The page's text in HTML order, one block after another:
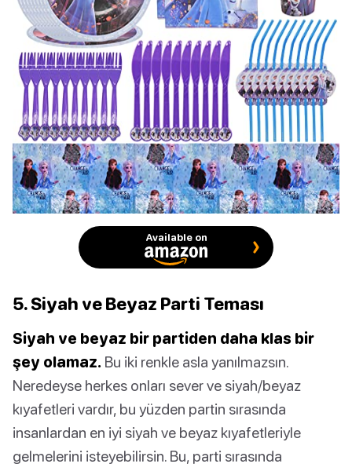
Available on
5. Siyah ve Beyaz Parti Teması
Siyah ve beyaz bir partiden daha klas bir
şey olamaz. Bu iki renkle asla yanılmazsın.
Neredeyse herkes onları sever ve siyah/beyaz
kıyafetleri vardır, bu yüzden partin sırasında
insanlardan en iyi siyah ve beyaz kıyafetleriyle
gelmelerini isteyebilirsin. Bu, parti sırasında